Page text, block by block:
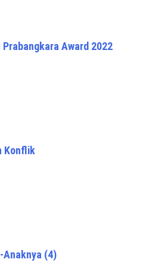
Award 2022
Konflik
Anaknya (4)